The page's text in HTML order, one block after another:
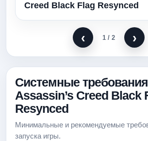
Creed Black Flag Resynced
‹ 1 / 2 ›
Системные требования
Assassin’s Creed Black
Resynced
Минимальные и рекомендуемые
запуска игры.